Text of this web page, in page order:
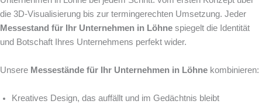
die 3D-Visualisierung bis zur termingerechten Umsetzung. Jeder
Messestand für Ihr Unternehmen in Löhne spiegelt die Identität
und Botschaft Ihres Unternehmens perfekt wider.
Unsere Messestände für Ihr Unternehmen in Löhne kombinieren:
Kreatives Design, das auffällt und im Gedächtnis bleibt